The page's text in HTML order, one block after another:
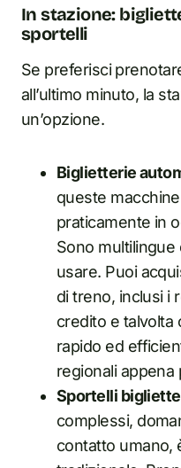
In stazione:
sportelli
Se preferisci
all’ultimo minuto, la
un’opzione.
Biglietterie
queste
praticamente in
Sono multilingue
usare. Puoi
di treno, inclusi i
credito e talvolta
rapido ed
regionali appena
Sportelli
complessi,
contatto umano,